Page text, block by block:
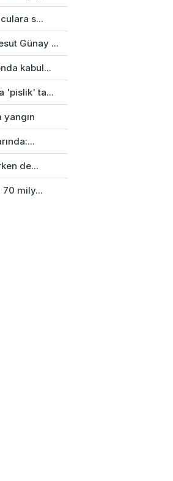
s...
Günay ...
kabul...
'pislik' ta...
de...
70 mily...